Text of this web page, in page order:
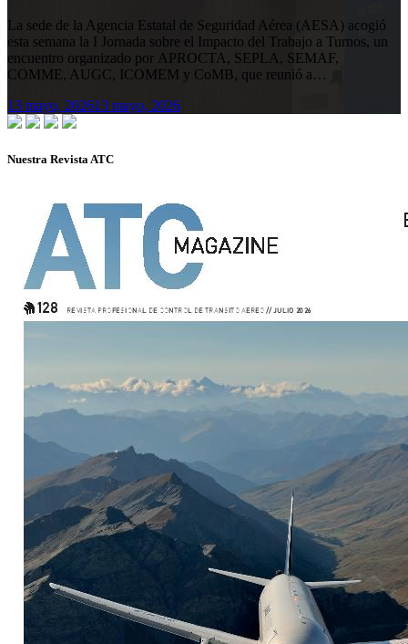
La sede de la Agencia Estatal de Seguridad Aérea (AESA) acogió
esta semana la I Jornada sobre el Impacto del Trabajo a Turnos, un
encuentro organizado por APROCTA, SEPLA, SEMAF,
COMME, AUGC, ICOMEM y CoMB, que reunió a…
13 mayo, 202613 mayo, 2026
Nuestra Revista ATC